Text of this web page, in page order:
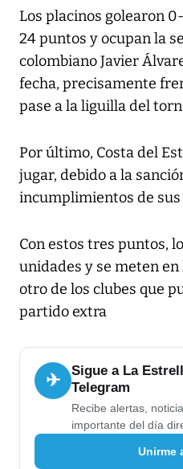
Los placinos golearon
24 puntos y ocupan la
colombiano Javier
fecha, precisamente
pase a la liguilla del
Por último, Costa del
jugar, debido a la
incumplimientos de
Con estos tres puntos,
unidades y se meten
otro de los clubes que
partido extra
✈
Sigue a La
Telegram
Recibe alertas,
importante del día
Unirme